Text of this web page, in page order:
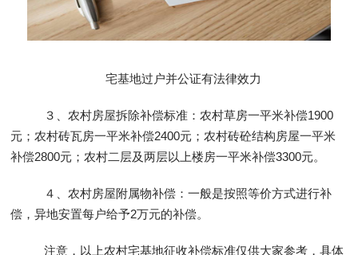
宅基地过户并公证有法律效力
３、农村房屋拆除补偿标准：农村草房一平米补偿1900
元；农村砖瓦房一平米补偿2400元；农村砖砼结构房屋一平米
补偿2800元；农村二层及两层以上楼房一平米补偿3300元。
４、农村房屋附属物补偿：一般是按照等价方式进行补
偿，异地安置每户给予2万元的补偿。
注意，以上农村宅基地征收补偿标准仅供大家参考，具体